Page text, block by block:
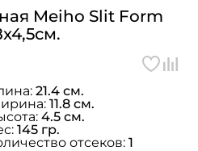
Meiho Slit Form
21.4 см.
11.8 см.
4.5 см.
145 гр.
отсеков: 1
соглашаетесь на обработку
аккаунт